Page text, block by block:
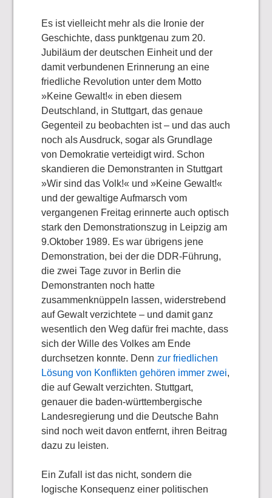
Es ist vielleicht mehr als die Ironie der
Geschichte, dass punktgenau zum 20.
Jubiläum der deutschen Einheit und der
damit verbundenen Erinnerung an eine
friedliche Revolution unter dem Motto
»Keine Gewalt!« in eben diesem
Deutschland, in Stuttgart, das genaue
Gegenteil zu beobachten ist– und das auch
noch als Ausdruck, sogar als Grundlage
von Demokratie verteidigt wird. Schon
skandieren die Demonstranten in Stuttgart
»Wir sind das Volk!« und »Keine Gewalt!«
und der gewaltige Aufmarsch vom
vergangenen Freitag erinnerte auch optisch
stark den Demonstrationszug in Leipzig am
9.Oktober 1989. Es war übrigens jene
Demonstration, bei der die DDR-Führung,
die zwei Tage zuvor in Berlin die
Demonstranten noch hatte
zusammenknüppeln lassen, widerstrebend
auf Gewalt verzichtete – und damit ganz
wesentlich den Weg dafür frei machte, dass
sich der Wille des Volkes am Ende
durchsetzen konnte. Denn zur friedlichen
Lösung von Konflikten gehören immer zwei,
die auf Gewalt verzichten. Stuttgart,
genauer die baden-württembergische
Landesregierung und die Deutsche Bahn
sind noch weit davon entfernt, ihren Beitrag
dazu zu leisten.
Ein Zufall ist das nicht, sondern die
logische Konsequenz einer politischen